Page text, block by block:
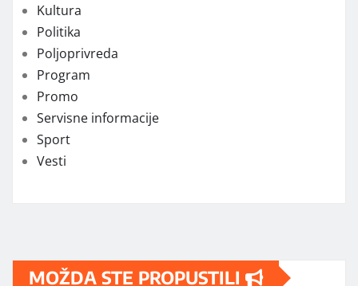
Kultura
Politika
Poljoprivreda
Program
Promo
Servisne informacije
Sport
Vesti
MOŽDA STE PROPUSTILI